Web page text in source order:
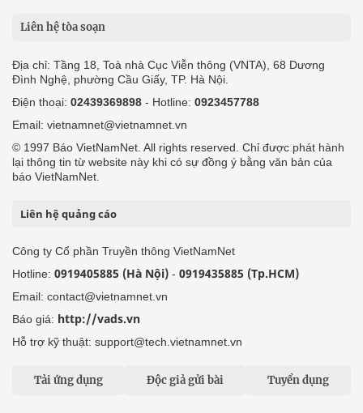
Liên hệ tòa soạn
Địa chỉ: Tầng 18, Toà nhà Cục Viễn thông (VNTA), 68 Dương
Đình Nghệ, phường Cầu Giấy, TP. Hà Nội.
Điện thoại: 02439369898 - Hotline: 0923457788
Email: vietnamnet@vietnamnet.vn
© 1997 Báo VietNamNet. All rights reserved. Chỉ được phát hành
lại thông tin từ website này khi có sự đồng ý bằng văn bản của
báo VietNamNet.
Liên hệ quảng cáo
Công ty Cổ phần Truyền thông VietNamNet
Hotline: 0919405885 (Hà Nội) - 0919435885 (Tp.HCM)
Email: contact@vietnamnet.vn
Báo giá: http://vads.vn
Hỗ trợ kỹ thuật: support@tech.vietnamnet.vn
Tải ứng dụng Độc giả gửi bài Tuyển dụng